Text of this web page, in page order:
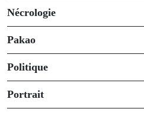
Nécrologie
Pakao
Politique
Portrait